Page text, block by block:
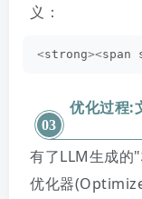
义：
<strong><span
优化过程:
03
有了LLM生成的
优化器